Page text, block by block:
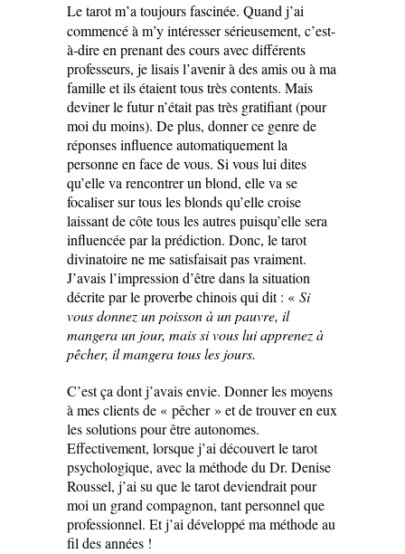
Le tarot m’a toujours fascinée. Quand j’ai
commencé à m’y intéresser sérieusement, c’est-
à-dire en prenant des cours avec différents
professeurs, je lisais l’avenir à des amis ou à ma
famille et ils étaient tous très contents. Mais
deviner le futur n’était pas très gratifiant (pour
moi du moins). De plus, donner ce genre de
réponses influence automatiquement la
personne en face de vous. Si vous lui dites
qu’elle va rencontrer un blond, elle va se
focaliser sur tous les blonds qu’elle croise
laissant de côte tous les autres puisqu’elle sera
influencée par la prédiction. Donc, le tarot
divinatoire ne me satisfaisait pas vraiment.
J’avais l’impression d’être dans la situation
décrite par le proverbe chinois qui dit : « Si
vous donnez un poisson à un pauvre, il
mangera un jour, mais si vous lui apprenez à
pêcher, il mangera tous les jours.
C’est ça dont j’avais envie. Donner les moyens
à mes clients de « pêcher » et de trouver en eux
les solutions pour être autonomes.
Effectivement, lorsque j’ai découvert le tarot
psychologique, avec la méthode du Dr. Denise
Roussel, j’ai su que le tarot deviendrait pour
moi un grand compagnon, tant personnel que
professionnel. Et j’ai développé ma méthode au
fil des années !